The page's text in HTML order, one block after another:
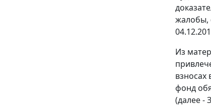
жалобы,
Из
фонд
(далее -